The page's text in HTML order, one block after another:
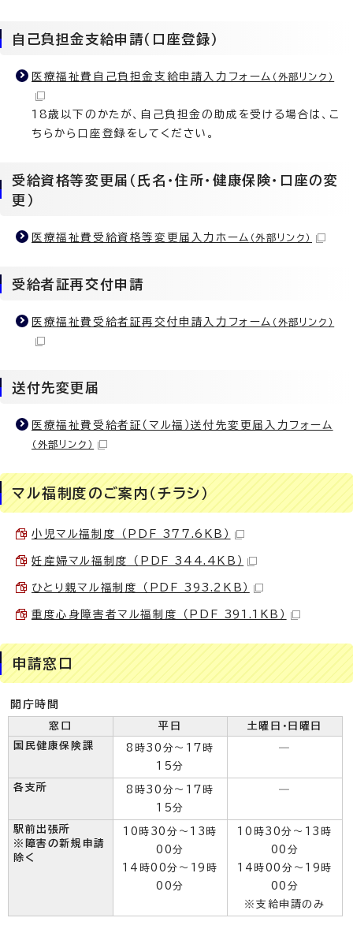
自己負担金支給申請（口座登録）
医療福祉費自己負担金支給申請入力フォーム （外部リンク）
18歳以下のかたが、自己負担金の助成を受ける場合は、こ
ちらから口座登録をしてください。
受給資格等変更届（氏名・住所・健康保険・口座の変
更）
医療福祉費受給資格等変更届入力ホーム （外部リンク）
受給者証再交付申請
医療福祉費受給者証再交付申請入力フォーム （外部リンク）
送付先変更届
医療福祉費受給者証（マル福）送付先変更届入力フォーム
（外部リンク）
マル福制度のご案内（チラシ）
小児マル福制度 （PDF 377.6KB）
妊産婦マル福制度 （PDF 344.4KB）
ひとり親マル福制度 （PDF 393.2KB）
重度心身障害者マル福制度 （PDF 391.1KB）
申請窓口
開庁時間
窓口 平日
土曜日・日曜日
国民健康保険課
8時30分～17時
15分
―
各支所
8時30分～17時
15分
―
駅前出張所
※障害の新規申請
除く
10時30分～13時
00分
14時00分～19時
00分
10時30分～13時
00分
14時00分～19時
00分
※支給申請のみ